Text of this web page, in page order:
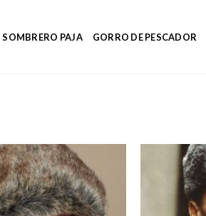
SOMBRERO PAJA GORRO DE PESCADOR